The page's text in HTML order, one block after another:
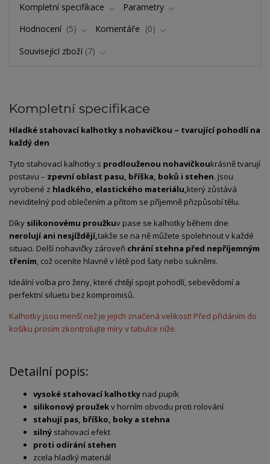
Kompletní specifikace
Parametry
Hodnocení
5 Komentáře
0
Související zboží 7
Kompletní specifikace
Hladké stahovacíkalhotky s nohavičkou – tvarujícípohodlína
každý den
Tyto stahovací kalhotky s prodlouženou nohavičkoukrásnětvarují
postavu – zpevníoblast pasu, bříška, boků i stehen. Jsou
vyrobené z hladkého, elastického materiálu,který zůstává
neviditelný pod oblečením a přitom se příjemně přizpůsobítělu.
Díky silikonovému proužkuv pase se kalhotky během dne
nerolují ani nesjíždějí,takže se na ně můžete spolehnoutv každé
situaci. Delší nohavičky zároveň chránístehna před nepříjemným
třením, což oceníte hlavněv létě pod šaty nebo sukněmi.
Ideálnívolba pro ženy, které chtějí spojit pohodlí, sebevědomí a
perfektní siluetu bez kompromisů.
Kalhotky jsou menší než je jejich značená velikost! Před přidáním do
košíku prosím zkontrolujte míry v tabulce níže.
Detailní popis:
vysoké stahovací kalhotky nad pupík
silikonový proužekv horním obvodu proti rolování
stahují pas, bříško, boky a stehna
silný stahovací efekt
proti odírání stehen
zcela hladký materiál